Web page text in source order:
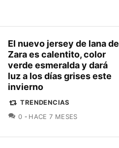
El nuevo jersey de lana de
Zara es calentito, color
verde esmeralda y dará
luz a los días grises este
invierno
TRENDENCIAS
0 COMENTARIOS
HACE 7 MESES